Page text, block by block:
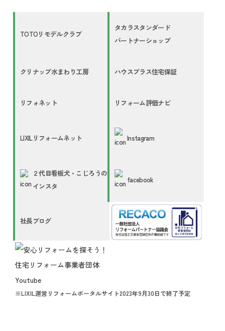
TOTOリモデルクラブ
タカラスタンダード
パートナーショップ
クリナップ水まわり工房 ハウスプラス住宅保証
リフォネット リフォーム評価ナビ
LIXILリフォームネット Instagram
２代目看板犬・こじろうの
インスタ
facebook
社長ブログ
※LIXIL運営リフォームポータルサイト2023年9月30日で終了予定